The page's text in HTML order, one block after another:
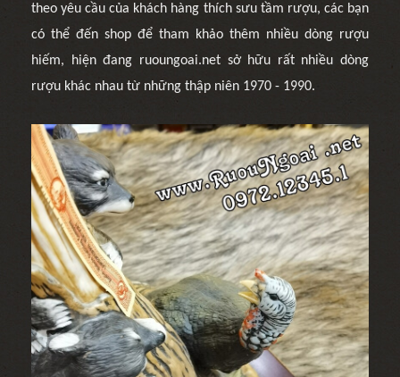
theo yêu cầu của khách hàng thích sưu tầm rượu, các bạn
có thể đến shop để tham khảo thêm nhiều dòng rượu
hiếm, hiện đang ruoungoai.net sở hữu rất nhiều dòng
rượu khác nhau từ những thập niên 1970 - 1990.